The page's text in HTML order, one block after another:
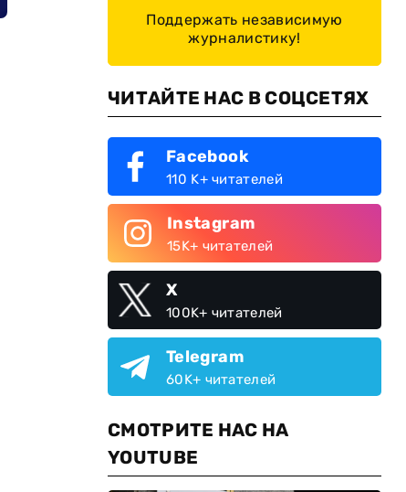
Поддержать независимую
журналистику!
ЧИТАЙТЕ НАС В СОЦСЕТЯХ
Facebook
110 K+ читателей
Instagram
15K+ читателей
X
100K+ читателей
Telegram
60K+ читателей
СМОТРИТЕ НАС НА
YOUTUBE